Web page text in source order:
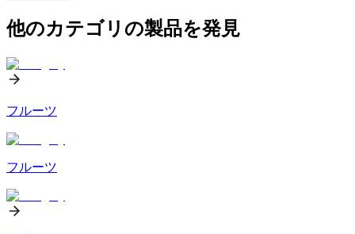
他のカテゴリの製品を発見
フルーツ
フルーツ